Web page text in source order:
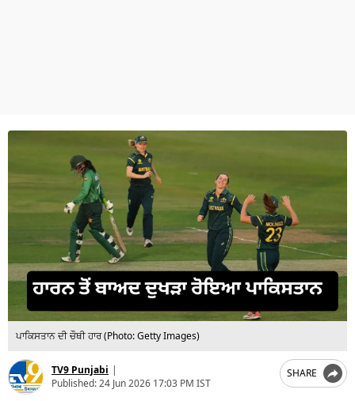
ਪਾਕਿਸਤਾਨ ਦੀ ਚੌਥੀ ਹਾਰ (Photo: Getty Images)
TV9 Punjabi |
Published:24 Jun 2026 17:03 PM IST
SHARE